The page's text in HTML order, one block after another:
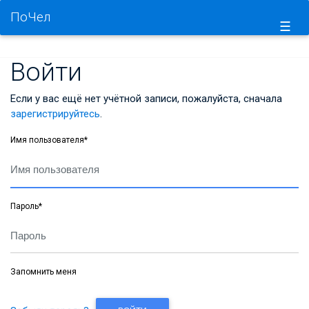
☰
ПоЧел
Войти
Если у вас ещё нет учётной записи, пожалуйста, сначала
зарегистрируйтесь.
Имя пользователя*
Пароль*
Запомнить меня